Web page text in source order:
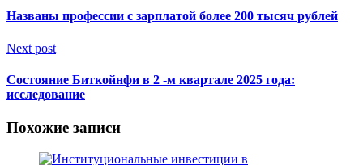
Названы профессии с зарплатой более 200 тысяч рублей
Next post
Состояние Биткойнфи в 2 -м квартале 2025 года:
исследование
Похожие записи